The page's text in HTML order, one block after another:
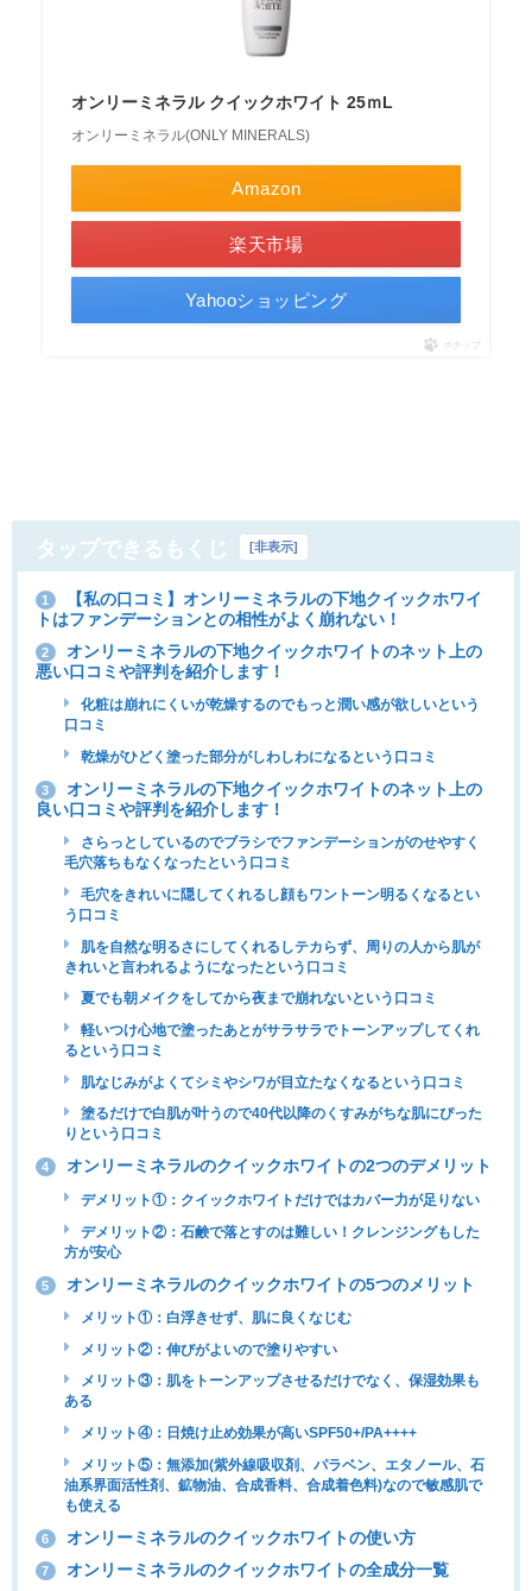
オンリーミネラル クイックホワイト 25ｍL
オンリーミネラル(ONLY MINERALS)
Amazon
楽天市場
Yahooショッピング
ポチップ
タップできるもくじ [非表示]
1
【私の口コミ】オンリーミネラルの下地クイックホワイ
トはファンデーションとの相性がよく崩れない！
2
オンリーミネラルの下地クイックホワイトのネット上の
悪い口コミや評判を紹介します！
化粧は崩れにくいが乾燥するのでもっと潤い感が欲しいという
口コミ
乾燥がひどく塗った部分がしわしわになるという口コミ
3
オンリーミネラルの下地クイックホワイトのネット上の
良い口コミや評判を紹介します！
さらっとしているのでブラシでファンデーションがのせやすく
毛穴落ちもなくなったという口コミ
毛穴をきれいに隠してくれるし顔もワントーン明るくなるとい
う口コミ
肌を自然な明るさにしてくれるしテカらず、周りの人から肌が
きれいと言われるようになったという口コミ
夏でも朝メイクをしてから夜まで崩れないという口コミ
軽いつけ心地で塗ったあとがサラサラでトーンアップしてくれ
るという口コミ
肌なじみがよくてシミやシワが目立たなくなるという口コミ
塗るだけで白肌が叶うので40代以降のくすみがちな肌にぴった
りという口コミ
4 オンリーミネラルのクイックホワイトの2つのデメリット
デメリット①：クイックホワイトだけではカバー力が足りない
デメリット②：石鹸で落とすのは難しい！クレンジングもした
方が安心
5 オンリーミネラルのクイックホワイトの5つのメリット
メリット①：白浮きせず、肌に良くなじむ
メリット②：伸びがよいので塗りやすい
メリット③：肌をトーンアップさせるだけでなく、保湿効果も
ある
メリット④：日焼け止め効果が高いSPF50+/PA++++
メリット⑤：無添加(紫外線吸収剤、パラベン、エタノール、石
油系界面活性剤、鉱物油、合成香料、合成着色料)なので敏感肌で
も使える
6 オンリーミネラルのクイックホワイトの使い方
7 オンリーミネラルのクイックホワイトの全成分一覧